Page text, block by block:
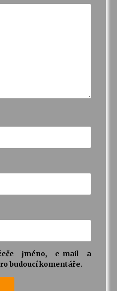
jméno, e-mail a
budoucí komentáře.